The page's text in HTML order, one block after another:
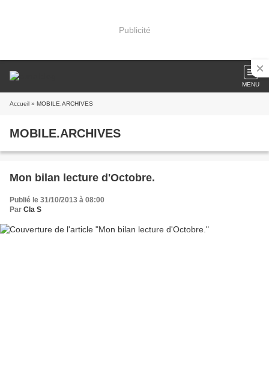
Publicité
MENU
Accueil » MOBILE.ARCHIVES
MOBILE.ARCHIVES
Mon bilan lecture d'Octobre.
Publié le 31/10/2013 à 08:00
Par Cla S